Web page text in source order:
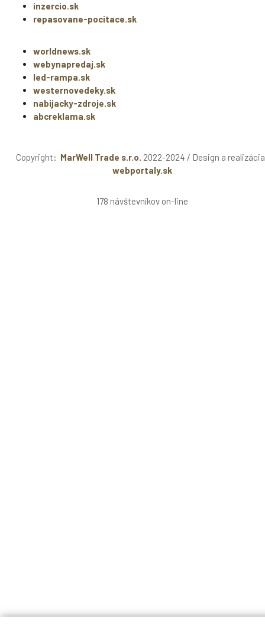
inzercio.sk
repasovane-pocitace.sk
worldnews.sk
webynapredaj.sk
led-rampa.sk
westernovedeky.sk
nabijacky-zdroje.sk
abcreklama.sk
Copyright: MarWell Trade s.r.o. 2022-2024 / Design a
webportaly.sk
178 návštevníkov on-line